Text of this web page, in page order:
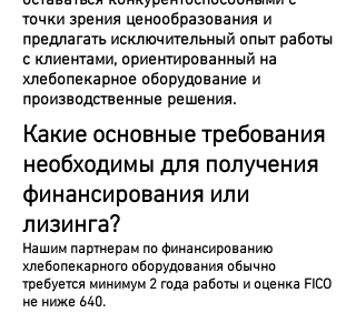
точки зрения ценообразования и
предлагать исключительный опыт работы
с клиентами, ориентированный на
хлебопекарное оборудование и
производственные решения.
Какие основные требования
необходимы для получения
финансирования или
лизинга?
Нашим партнерам по финансированию
хлебопекарного оборудования обычно
требуется минимум 2 года работы и оценка FICO
не ниже 640.